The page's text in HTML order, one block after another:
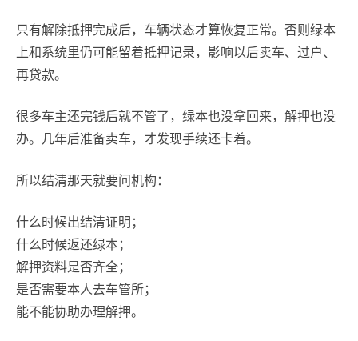
只有解除抵押完成后，车辆状态才算恢复正常。否则绿本
上和系统里仍可能留着抵押记录，影响以后卖车、过户、
再贷款。
很多车主还完钱后就不管了，绿本也没拿回来，解押也没
办。几年后准备卖车，才发现手续还卡着。
所以结清那天就要问机构：
什么时候出结清证明；
什么时候返还绿本；
解押资料是否齐全；
是否需要本人去车管所；
能不能协助办理解押。